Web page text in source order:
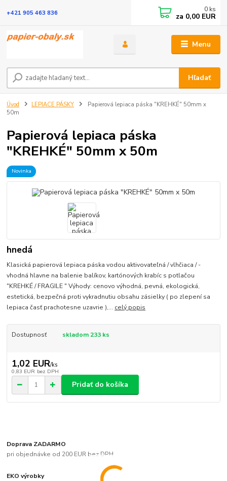
Menu
Hľadať
+421 905 463 836 0 ks
za 0,00 EUR
Úvod LEPIACE PÁSKY
Papierová lepiaca páska "KREHKÉ" 50mm x
50m
Papierová lepiaca páska
"KREHKÉ" 50mm x 50m
Novinka
hnedá
Klasická papierová lepiaca páska vodou aktivovateľná / vlhčiaca / -
vhodná hlavne na balenie balíkov, kartónových krabíc s potlačou
"KREHKÉ / FRAGILE " Výhody: cenovo výhodná, pevná, ekologická,
estetická, bezpečná proti vykradnutiu obsahu zásielky ( po zlepení sa
lepiaca časť prachotesne uzavrie ),... celý popis
Dostupnosť skladom 233 ks
1,02 EUR/ks
0,83 EUR bez DPH
Pridať do košíka
Doprava ZADARMO
pri objednávke od 200 EUR bez DPH
EKO výrobky